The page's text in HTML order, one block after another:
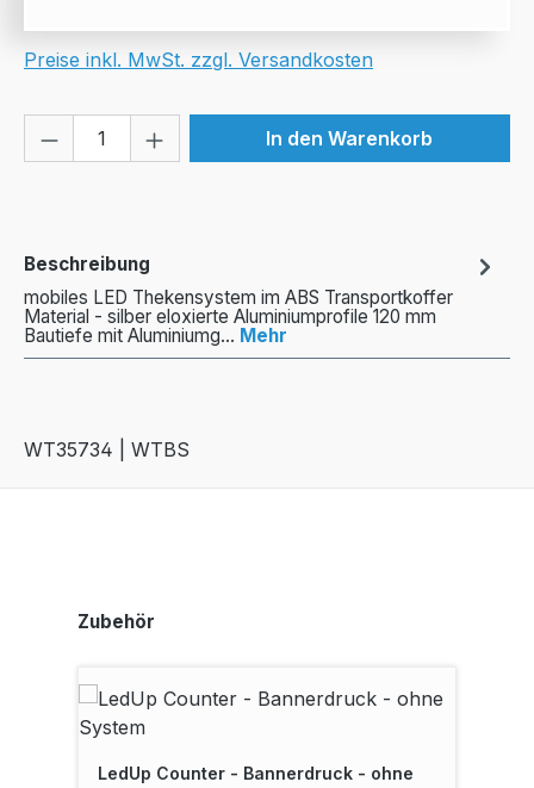
Preise inkl. MwSt. zzgl. Versandkosten
Produkt Anzahl: Gib denIn den Warenkorb
Beschreibung
mobiles LED Thekensystem im ABS Transportkoffer
Material - silber eloxierte Aluminiumprofile 120 mm
Bautiefe mit Aluminiumg… Mehr
WT35734 | WTBS
Produktgalerie überspringen
Zubehör
LedUp Counter - Bannerdruck - ohne